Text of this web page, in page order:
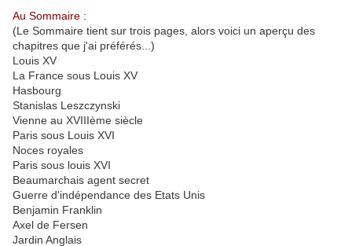
Au Sommaire :
(Le Sommaire tient sur trois pages, alors voici un aperçu des
chapitres que j'ai préférés...)
Louis XV
La France sous Louis XV
Hasbourg
Stanislas Leszczynski
Vienne au XVIIIème siècle
Paris sous Louis XVI
Noces royales
Paris sous louis XVI
Beaumarchais agent secret
Guerre d'indépendance des Etats Unis
Benjamin Franklin
Axel de Fersen
Jardin Anglais